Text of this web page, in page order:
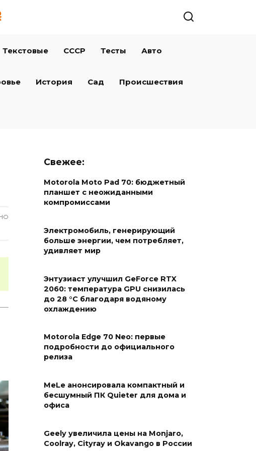
Текстовые СССР Тесты Авто
История Сад Происшествия
Свежее:
Motorola Moto Pad 70: бюджетный
планшет с неожиданными
компромиссами
Электромобиль, генерирующий
больше энергии, чем потребляет,
удивляет мир
Энтузиаст улучшил GeForce RTX
2060: температура GPU снизилась
до 28 °C благодаря водяному
охлаждению
Motorola Edge 70 Neo: первые
подробности до официального
релиза
MeLe анонсировала компактный и
бесшумный ПК Quieter для дома и
офиса
Geely увеличила цены на Monjaro,
Coolray, Cityray и Okavango в России